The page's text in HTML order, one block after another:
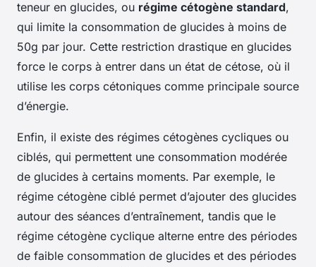
teneur en glucides, ou régime cétogène standard,
qui limite la consommation de glucides à moins de
50g par jour. Cette restriction drastique en glucides
force le corps à entrer dans un état de cétose, où il
utilise les corps cétoniques comme principale source
d’énergie.
Enfin, il existe des régimes cétogènes cycliques ou
ciblés, qui permettent une consommation modérée
de glucides à certains moments. Par exemple, le
régime cétogène ciblé permet d’ajouter des glucides
autour des séances d’entraînement, tandis que le
régime cétogène cyclique alterne entre des périodes
de faible consommation de glucides et des périodes